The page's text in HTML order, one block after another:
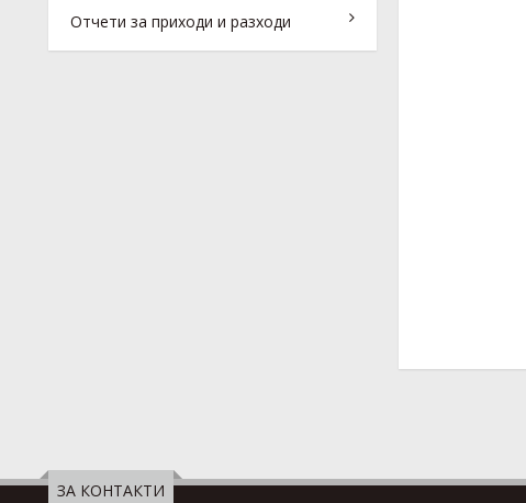
Отчети за приходи и разходи
ЗА КОНТАКТИ